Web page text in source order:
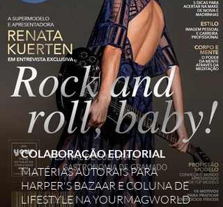
COLABORAÇÃO EDITORIAL
MATÉRIAS AUTORAIS PARA
HARPER'S BAZAAR E COLUNA DE
LIFESTYLE NA YOURMAGWORLD